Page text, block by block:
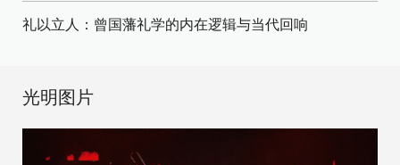
礼以立人：曾国藩礼学的内在逻辑与当代回响
光明图片